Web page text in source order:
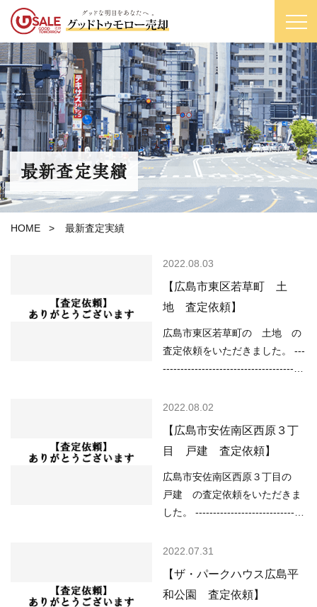
最新査定実績
HOME > 最新査定実績
2022.08.03
【広島市東区若草町 土
地 査定依頼】
広島市東区若草町の 土地 の
査定依頼をいただきました。 ---
----------------------------------------
途地域）商業地域 （道路）北4
し （洪水）0.5ｍ～3.0ｍ未満の
区域 （高潮）2m以上5m未満
（内水）0.5ｍ以上 （津波）
1.0m以上2.0m未満 ---------------
----------------------------------------
市況については、 ○住宅ローン
○売り物件が少なく、物件を探
している人が多い などの状況で
2022.08.02
【広島市安佐南区西原３丁
目 戸建 査定依頼】
広島市安佐南区西原３丁目の
戸建 の査定依頼をいただきま
した。 -------------------------------
------ （用途地域）第一種住居地
害）該当なし （洪水）0.5~3.0
ｍ未満の区域 （高潮）該当なし
2022.07.31
【ザ・パークハウス広島平
和公園 査定依頼】